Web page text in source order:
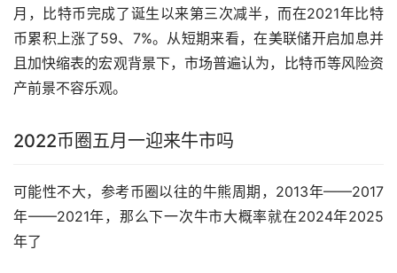
月，比特币完成了诞生以来第三次减半，而在2021年比特
币累积上涨了59、7%。从短期来看，在美联储开启加息并
且加快缩表的宏观背景下，市场普遍认为，比特币等风险资
产前景不容乐观。
2022币圈五月一迎来牛市吗
可能性不大，参考币圈以往的牛熊周期，2013年——2017
年——2021年，那么下一次牛市大概率就在2024年2025
年了